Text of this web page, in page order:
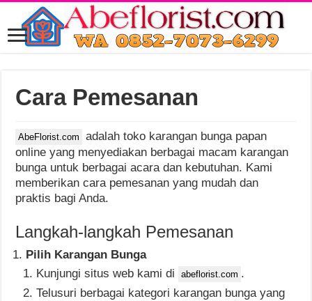
Cara Pemesanan
AbeFlorist.com
adalah toko karangan bunga papan
online yang menyediakan berbagai macam karangan
bunga untuk berbagai acara dan kebutuhan. Kami
memberikan cara pemesanan yang mudah dan
praktis bagi Anda.
Langkah-langkah Pemesanan
Pilih Karangan Bunga
Kunjungi situs web kami di
abeflorist.com .
Telusuri berbagai kategori karangan bunga yang